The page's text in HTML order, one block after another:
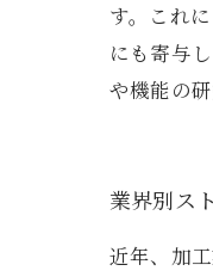
す。これ
にも寄与
や機能の
業界別ス
近年、加